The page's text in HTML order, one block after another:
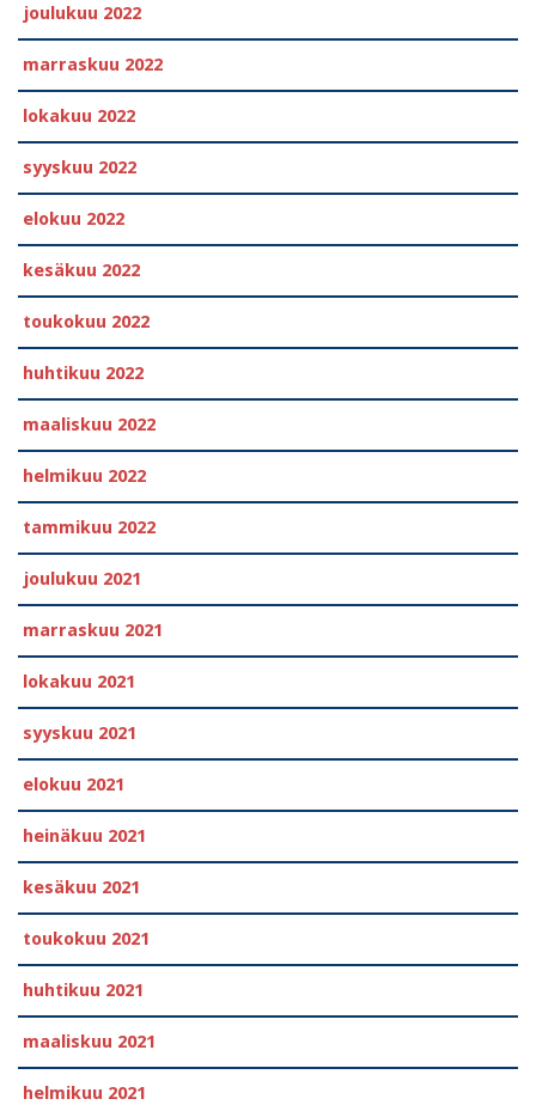
joulukuu 2022
marraskuu 2022
lokakuu 2022
syyskuu 2022
elokuu 2022
kesäkuu 2022
toukokuu 2022
huhtikuu 2022
maaliskuu 2022
helmikuu 2022
tammikuu 2022
joulukuu 2021
marraskuu 2021
lokakuu 2021
syyskuu 2021
elokuu 2021
heinäkuu 2021
kesäkuu 2021
toukokuu 2021
huhtikuu 2021
maaliskuu 2021
helmikuu 2021